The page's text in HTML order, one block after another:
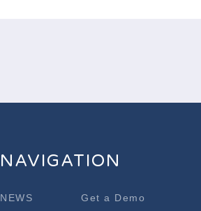
NAVIGATION
NEWS Get a Demo